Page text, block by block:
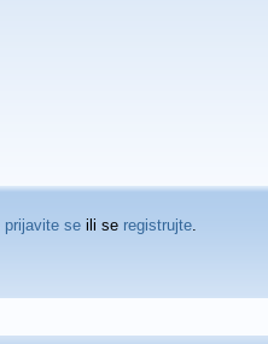
prijavite seili se registrujte.